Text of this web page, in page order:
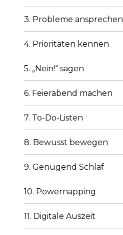
3. Probleme ansprechen
4. Prioritäten kennen
5. „Nein!“ sagen
6. Feierabend machen
7. To-Do-Listen
8. Bewusst bewegen
9. Genügend Schlaf
10. Powernapping
11. Digitale Auszeit